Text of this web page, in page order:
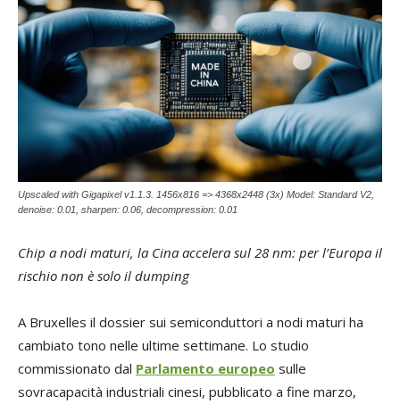
Upscaled with Gigapixel v1.1.3. 1456x816 => 4368x2448 (3x) Model: Standard V2,
denoise: 0.01, sharpen: 0.06, decompression: 0.01
Chip a nodi maturi, la Cina accelera sul 28 nm: per l’Europa il
rischio non è solo il dumping
A Bruxelles il dossier sui semiconduttori a nodi maturi ha
cambiato tono nelle ultime settimane. Lo studio
commissionato dal Parlamento europeo sulle
sovracapacità industriali cinesi, pubblicato a fine marzo,